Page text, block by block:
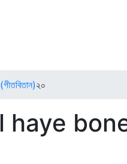
(গীতবিতান)২০
haye